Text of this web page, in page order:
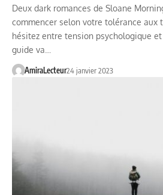
Deux dark romances de Sloane
commencer selon votre tolérance aux
hésitez entre tension psychologique
guide va…
AmiraLecteur24 janvier 2023